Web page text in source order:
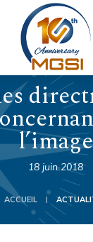
l’image
18 juin 2018
ACCUEIL |